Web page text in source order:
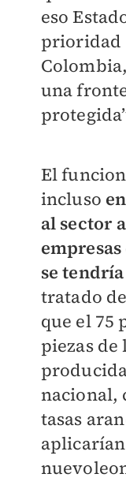
eso
prioridad
una
El
incluso
al sector
se
tratado
que el 75
piezas
nacional,
tasas